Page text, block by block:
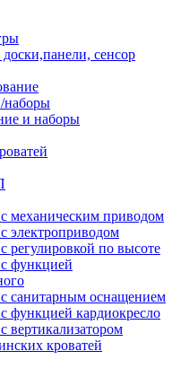
сенсор
наборы
и наборы
механическим приводом
электроприводом
регулировкой по высоте
функцией
санитарным оснащением
функцией кардиокресло
вертикализатором
кроватей